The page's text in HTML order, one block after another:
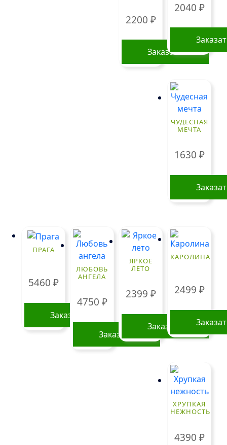
2200 ₽
Заказать
2040 ₽
ЧУДЕСНАЯ
МЕЧТА
1630 ₽
ПРАГА
5460 ₽
Заказать
ЛЮБОВЬ
АНГЕЛА
4750 ₽
Заказать
ЯРКОЕ
ЛЕТО
2399 ₽
Заказать
КАРОЛИНА
2499 ₽
ХРУПКАЯ
НЕЖНОСТЬ
4390 ₽